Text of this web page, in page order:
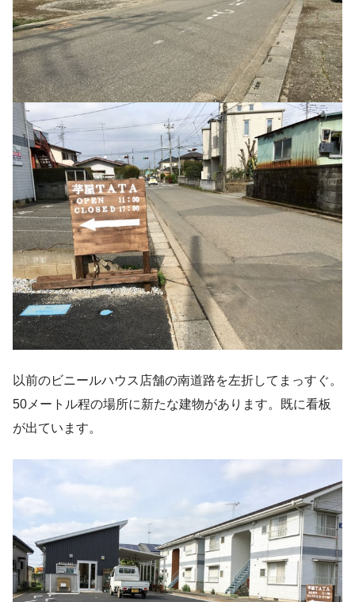
以前のビニールハウス店舗の南道路を左折してまっすぐ。
50メートル程の場所に新たな建物があります。既に看板
が出ています。